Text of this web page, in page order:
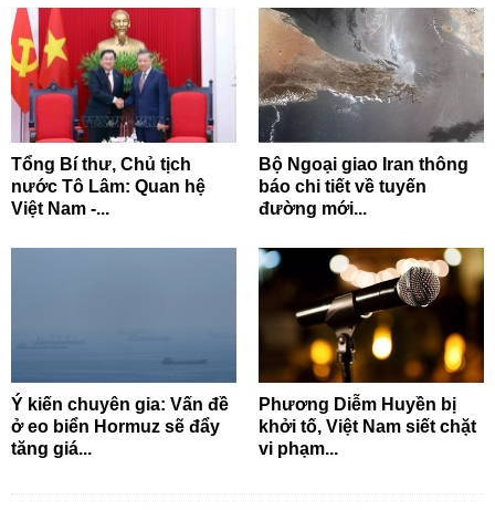
Tổng Bí thư, Chủ tịch
nước Tô Lâm: Quan hệ
Việt Nam -...
Bộ Ngoại giao Iran thông
báo chi tiết về tuyến
đường mới...
Ý kiến chuyên gia: Vấn đề
ở eo biển Hormuz sẽ đẩy
tăng giá...
Phương Diễm Huyền bị
khởi tố, Việt Nam siết chặt
vi phạm...